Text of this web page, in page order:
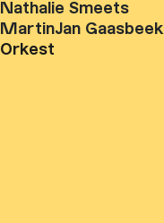
Nathalie Smeets
MartinJan Gaasbeek
Orkest